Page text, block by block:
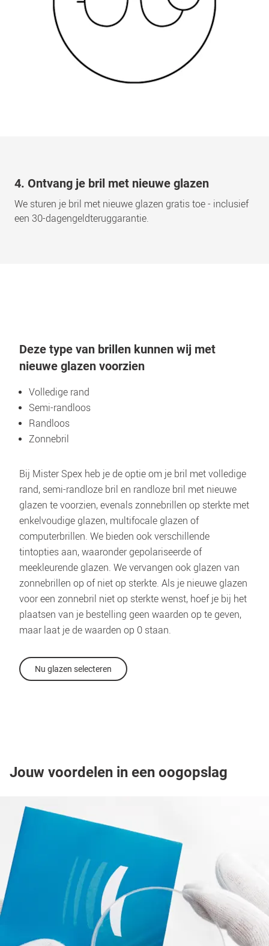
4. Ontvang je bril met nieuwe glazen
We sturen je bril met nieuwe glazen gratis toe - inclusief
een 30-dagengeldteruggarantie.
Deze type van brillen kunnen wij met
Bij Mister Spex heb je de optie om je bril met volledige
rand, semi-randloze bril en randloze bril met nieuwe
glazen te voorzien, evenals zonnebrillen op sterkte met
enkelvoudige glazen, multifocale glazen of
computerbrillen. We bieden ook verschillende
tintopties aan, waaronder gepolariseerde of
meekleurende glazen. We vervangen ook glazen van
zonnebrillen op of niet op sterkte. Als je nieuwe glazen
voor een zonnebril niet op sterkte wenst, hoef je bij het
plaatsen van je bestelling geen waarden op te geven,
maar laat je de waarden op 0 staan.
Nu glazen selecteren
Jouw voordelen in een oogopslag